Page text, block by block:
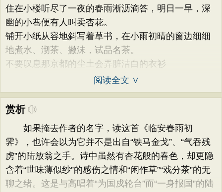
住在小楼听尽了一夜的春雨淅沥滴答，明日一早，深
幽的小巷便有人叫卖杏花。
铺开小纸从容地斜写着草书，在小雨初晴的窗边细细
地煮水、沏茶、撇沫，试品名茶。
不要叹息那京都的尘土会弄脏洁白的衣衫
阅读全文 ∨
赏析
如果掩去作者的名字，读这首《临安春雨初
霁》，也许会以为它并不是出自“铁马金戈”、“气吞残
虏”的陆放翁之手。诗中虽然有杏花般的春色，却更隐
含着“世味薄似纱”的感伤之情和“闲作草”“戏分茶”的无
聊之绪。这是与高唱着“为国戍轮台”而“一身报国”的陆